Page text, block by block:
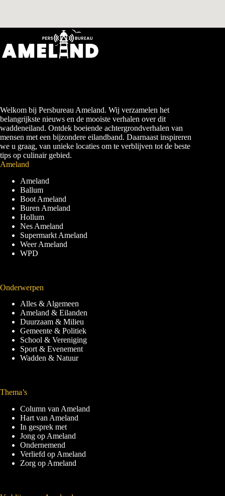
Welkom bij Persbureau Ameland. Wij verzamelen het
belangrijkste nieuws en de mooiste verhalen over dit
waddeneiland. Ontdek boeiende achtergrondverhalen van
mensen met een bijzondere eilandband. Daarnaast inspireren
we u graag, van unieke locaties om te verblijven tot de beste
tips op culinair gebied.
Ameland
Ameland
Ballum
Boot Ameland
Buren Ameland
Hollum
Nes Ameland
Supermarkt Ameland
Weer Ameland
WPD
Onderwerpen
Alles & Algemeen
Ameland & Eilanden
Duurzaam & Milieu
Gemeente & Politiek
School & Vereniging
Sport & Evenement
Wadden & Natuur
Thema’s
Column van Ameland
Hart van Ameland
In gesprek met
Jong op Ameland
Ondernemend
Verliefd op Ameland
Zorg op Ameland